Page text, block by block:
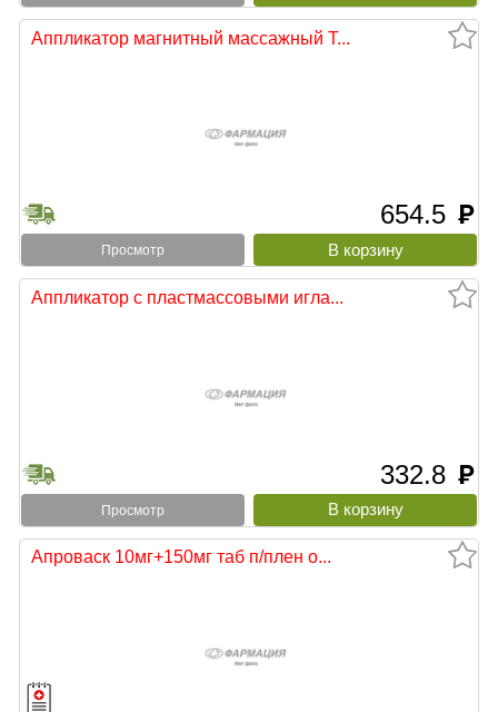
Аппликатор магнитный массажный Т...
654.5 руб
Просмотр
Аппликатор с пластмассовыми игла...
332.8 руб
Просмотр
Апроваск 10мг+150мг таб п/плен о...